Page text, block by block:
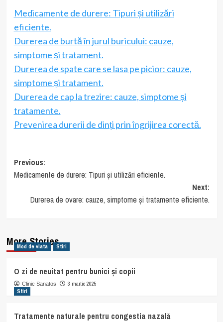
Medicamente de durere: Tipuri și utilizări
eficiente.
Durerea de burtă în jurul buricului: cauze,
simptome și tratament.
Durerea de spate care se lasa pe picior: cauze,
simptome și tratament.
Durerea de cap la trezire: cauze, simptome și
tratamente.
Prevenirea durerii de dinți prin îngrijirea corectă.
Post
navigation
Previous:
Medicamente de durere: Tipuri și utilizări eficiente.
Next:
Durerea de ovare: cauze, simptome și tratamente eficiente.
More Stories
Mod de viata Stiri
O zi de neuitat pentru bunici și copii
Clinic Sanatos
3 martie 2025
Stiri
Tratamente naturale pentru congestia nazală